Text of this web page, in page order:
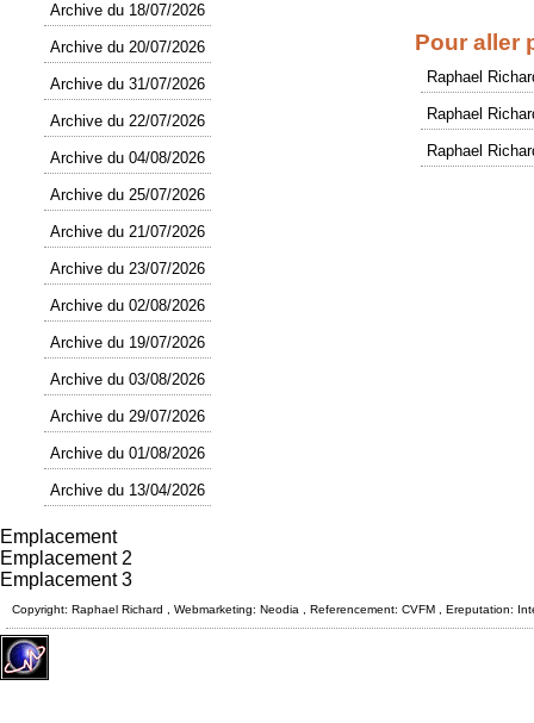
Archive du 18/07/2026
Archive du 20/07/2026
Archive du 31/07/2026
Archive du 22/07/2026
Archive du 04/08/2026
Archive du 25/07/2026
Archive du 21/07/2026
Archive du 23/07/2026
Archive du 02/08/2026
Archive du 19/07/2026
Archive du 03/08/2026
Archive du 29/07/2026
Archive du 01/08/2026
Archive du 13/04/2026
Pour aller
Raphael
Raphael
Raphael
Emplacement
Emplacement 2
Emplacement 3
Copyright: Raphael Richard , Webmarketing: Neodia , Referencement: CVFM , Ereputation: